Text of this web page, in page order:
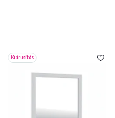
Kiárusítás